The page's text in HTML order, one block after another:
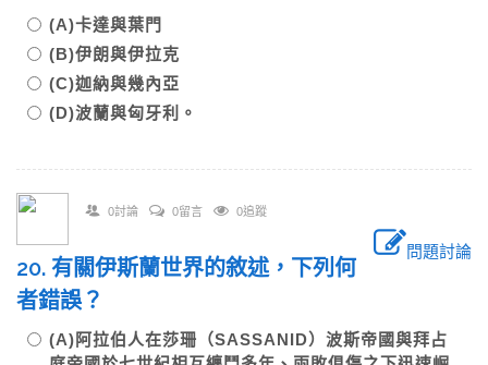
(A)卡達與葉門
(B)伊朗與伊拉克
(C)迦納與幾內亞
(D)波蘭與匈牙利。
0討論 0留言 0追蹤
問題討論
20. 有關伊斯蘭世界的敘述，下列何
者錯誤？
(A)阿拉伯人在莎珊（SASSANID）波斯帝國與拜占